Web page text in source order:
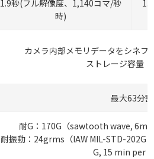
1.9秒(フル解像度、1,140コマ/秒
時)
カメラ内部メモリデータをシネフ
ストレージ容量
最大63分割
耐G：170G（sawtooth wave,
耐振動：24grms（IAW MIL-STD-202G
G, 15 min per